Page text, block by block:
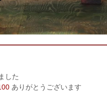
した
ありがとうございます